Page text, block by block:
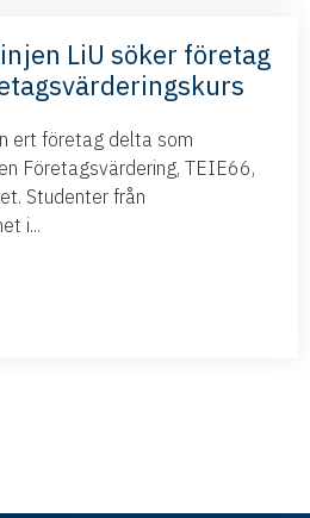
LiU söker företag
ert företag delta som
Företagsvärdering, TEIE66,
Studenter från
i...